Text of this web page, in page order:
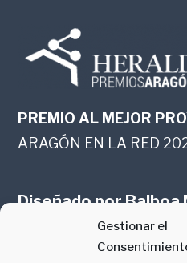
Gestionar el
PREMIO AL MEJOR
ARAGÓN EN LA RED
Diseñado porBalboa
online en Zaragoza